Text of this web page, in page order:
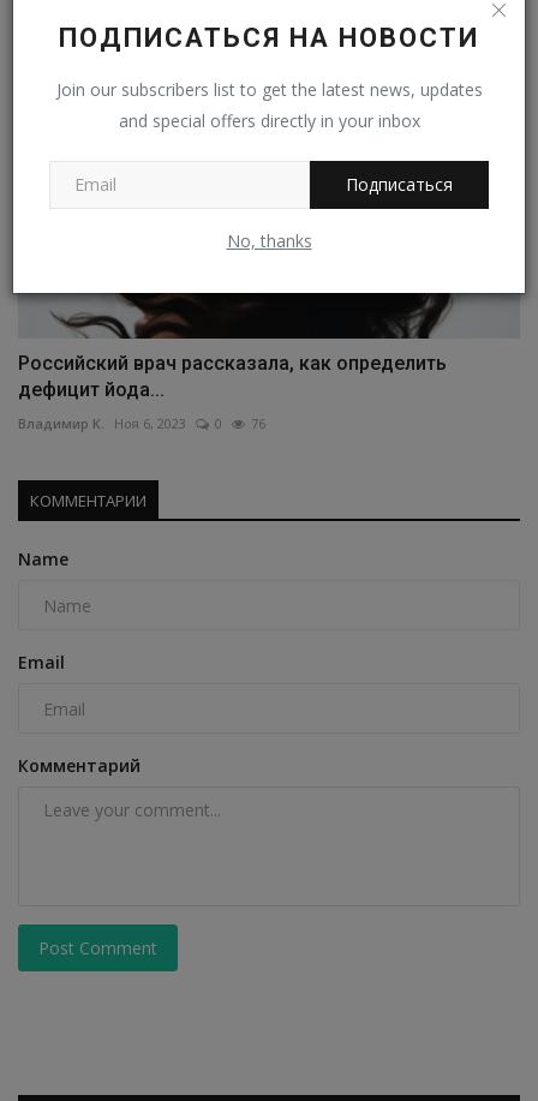
ПОДПИСАТЬСЯ НА НОВОСТИ
Join our subscribers list to get the latest news, updates
and special offers directly in your inbox
Подписаться
No, thanks
Российский врач рассказала, как определить
дефицит йода...
Владимир К. Ноя 6, 2023 0 76
КОММЕНТАРИИ
Name
Email
Комментарий
Post Comment